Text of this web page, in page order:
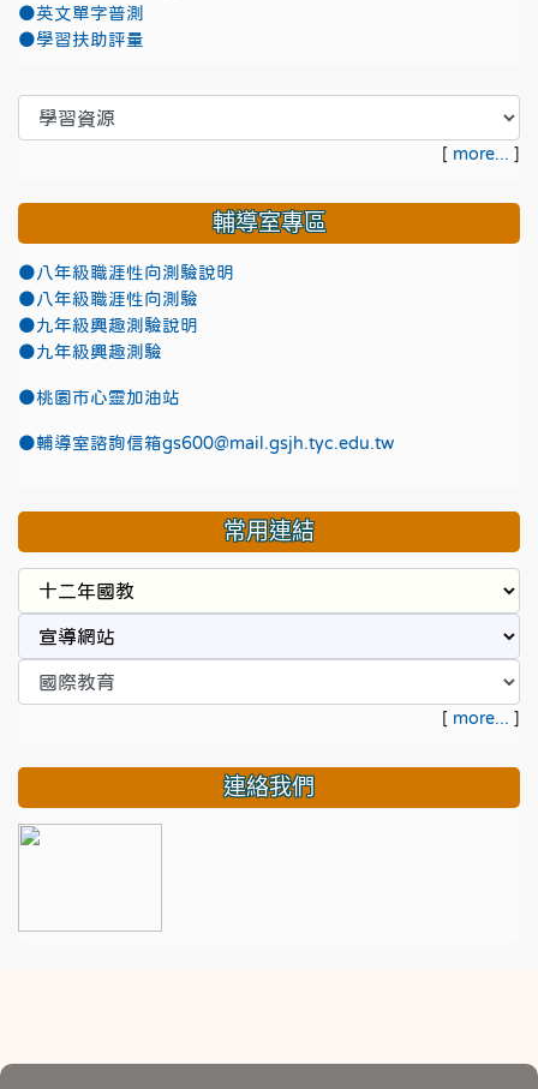
●英文單字普測
●學習扶助評量
[ more... ]
輔導室專區
●八年級職涯性向測驗說明
●八年級職涯性向測驗
●九年級興趣測驗說明
●九年級興趣測驗
●桃園市心靈加油站
●輔導室諮詢信箱gs600@mail.gsjh.tyc.edu.tw
常用連結
[ more... ]
連絡我們